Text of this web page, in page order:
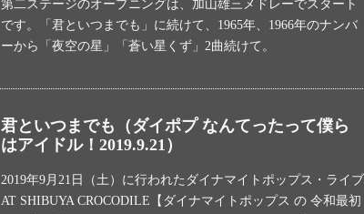
第二ステージのオープニングは、加山雄三メドレーでスタート
です。「君といつまでも」に続けて、1965年、1966年のナンバ
ーから「夜空の星」「蒼い星くず」2曲続けて。
君といつまでも（ダイポプ なんてったって僕ら
はアイドル！2019.9.21）
2019年9月21日（土）に行われたダイナマイトポップス・ライブ
AT SHIBUYA CROCODILE【ダイナマイトポップス の 令和最初